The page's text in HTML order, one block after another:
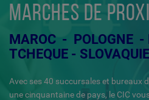
MARCHES DE
MAROC - POLOGNE -
TCHEQUE - SLOVAQUIE
Avec ses 40 succursales et bureaux
une cinquantaine de pays, le CIC